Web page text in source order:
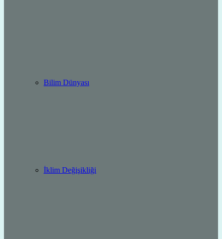
Bilim Dünyası
İklim Değişikliği